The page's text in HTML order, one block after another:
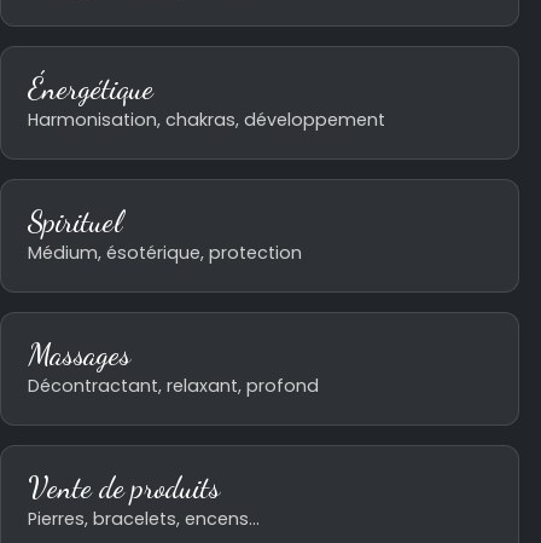
Énergétique
Harmonisation, chakras, développement
Spirituel
Médium, ésotérique, protection
Massages
Décontractant, relaxant, profond
Vente de produits
Pierres, bracelets, encens…